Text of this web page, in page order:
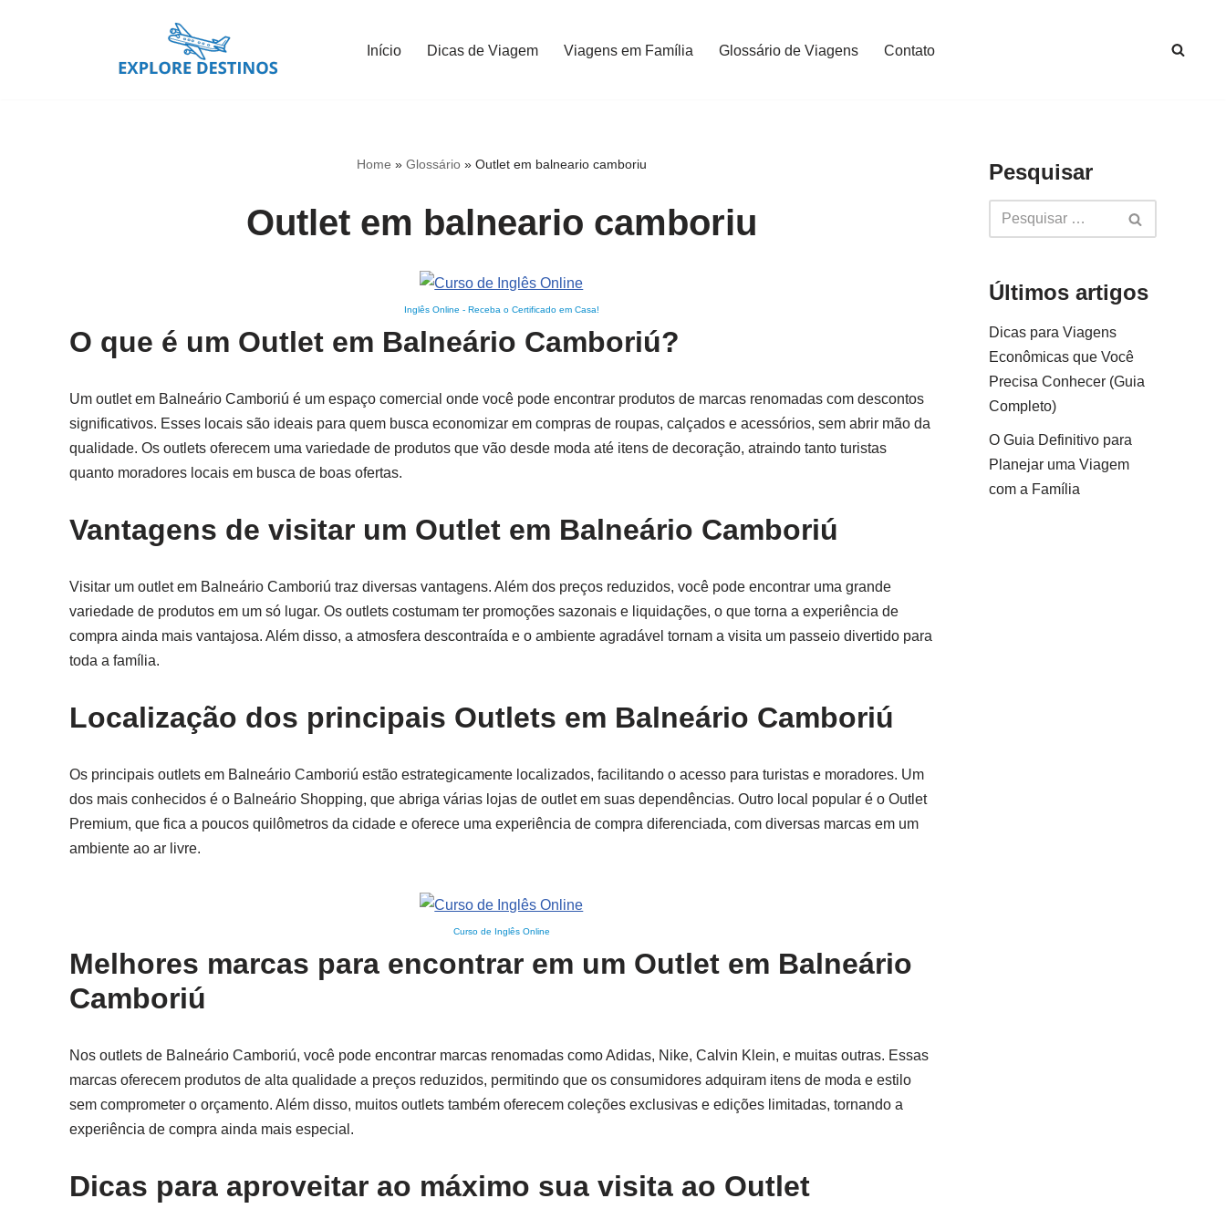
Início Dicas de Viagem Viagens em Família Glossário de Viagens Contato
Home » Glossário» Outlet em balneario camboriu
Outlet em balneario camboriu
Inglês Online - Receba o Certificado em Casa!
O que é um Outlet em Balneário Camboriú?
Um outlet em Balneário Camboriú é um espaço comercial onde você pode encontrar produtos de marcas renomadas com descontos
significativos. Esses locais são ideais para quem busca economizar em compras de roupas, calçados e acessórios, sem abrir mão da
qualidade. Os outlets oferecem uma variedade de produtos que vão desde moda até itens de decoração, atraindo tanto turistas
quanto moradores locais em busca de boas ofertas.
Vantagens de visitar um Outlet em Balneário Camboriú
Visitar um outlet em Balneário Camboriú traz diversas vantagens. Além dos preços reduzidos, você pode encontrar uma grande
variedade de produtos em um só lugar. Os outlets costumam ter promoções sazonais e liquidações, o que torna a experiência de
compra ainda mais vantajosa. Além disso, a atmosfera descontraída e o ambiente agradável tornam a visita um passeio divertido para
toda a família.
Localização dos principais Outlets em Balneário Camboriú
Os principais outlets em Balneário Camboriú estão estrategicamente localizados, facilitando o acesso para turistas e moradores. Um
dos mais conhecidos é o Balneário Shopping, que abriga várias lojas de outlet em suas dependências. Outro local popular é o Outlet
Premium, que fica a poucos quilômetros da cidade e oferece uma experiência de compra diferenciada, com diversas marcas em um
ambiente ao ar livre.
Curso de Inglês Online
Melhores marcas para encontrar em um Outlet em Balneário
Camboriú
Nos outlets de Balneário Camboriú, você pode encontrar marcas renomadas como Adidas, Nike, Calvin Klein, e muitas outras. Essas
marcas oferecem produtos de alta qualidade a preços reduzidos, permitindo que os consumidores adquiram itens de moda e estilo
sem comprometer o orçamento. Além disso, muitos outlets também oferecem coleções exclusivas e edições limitadas, tornando a
experiência de compra ainda mais especial.
Dicas para aproveitar ao máximo sua visita ao Outlet
Pesquisar
Últimos artigos
Dicas para Viagens
Econômicas que Você
Precisa Conhecer (Guia
Completo)
O Guia Definitivo para
Planejar uma Viagem
com a Família